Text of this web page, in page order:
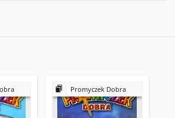
Promyczek Dobra